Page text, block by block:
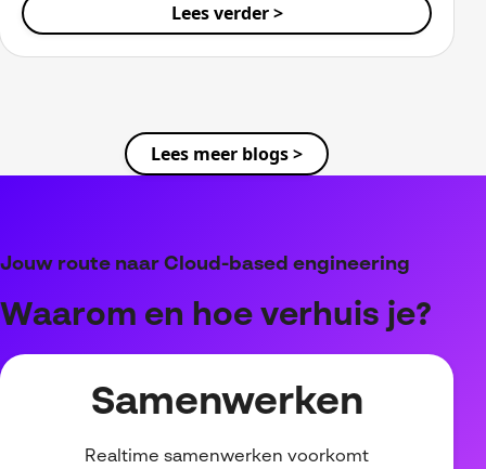
Lees verder >
Lees meer blogs >
Jouw route naar Cloud-based engineering
Waarom en hoe verhuis je?
Samenwerken
Realtime samenwerken voorkomt